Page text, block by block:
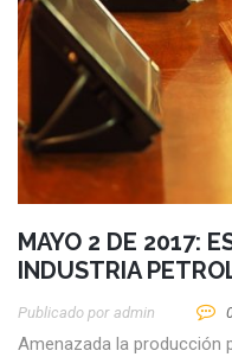
MAYO 2 DE 2017:
INDUSTRIA
Publicado por Admin
Amenazada la producción